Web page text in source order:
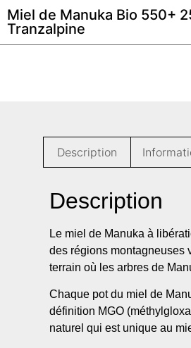
Miel de Manuka Bio 550+
Tranzalpine
Description
Description
Le miel de Manuka à
des régions montagneuses
terrain où les arbres de
Chaque pot du miel de
définition MGO
naturel qui est unique au